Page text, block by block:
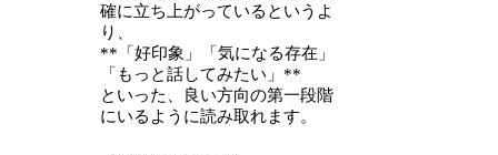
確に立ち上がっているというよ
り、
**「好印象」「気になる存在」
「もっと話してみたい」**
といった、良い方向の第一段階
にいるように読み取れます。